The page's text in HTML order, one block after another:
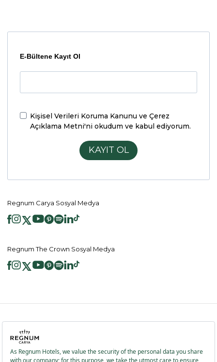
E-Bültene Kayıt Ol
Kişisel Verileri Koruma Kanunu ve Çerez
Açıklama Metni'ni okudum ve kabul ediyorum.
KAYIT OL
Regnum Carya Sosyal Medya
Regnum The Crown Sosyal Medya